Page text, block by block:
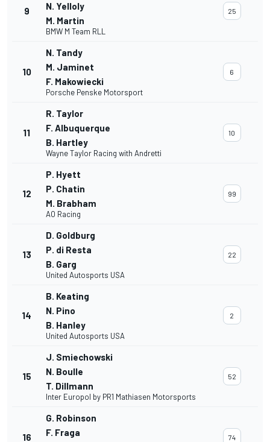
9
N. Yelloly
M. Martin
BMW M Team RLL
25
10
N. Tandy
M. Jaminet
F. Makowiecki
Porsche Penske Motorsport
6
11
R. Taylor
F. Albuquerque
B. Hartley
Wayne Taylor Racing with Andretti
10
12
P. Hyett
P. Chatin
M. Brabham
AO Racing
99
13
D. Goldburg
P. di Resta
B. Garg
United Autosports USA
22
14
B. Keating
N. Pino
B. Hanley
United Autosports USA
2
15
J. Smiechowski
N. Boulle
T. Dillmann
Inter Europol by PR1 Mathiasen Motorsports
52
16
G. Robinson
F. Fraga
74